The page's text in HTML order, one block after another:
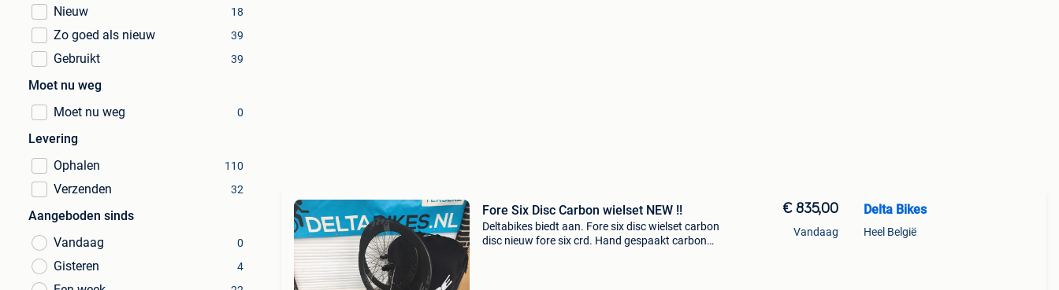
Nieuw
18
Zo goed als nieuw 39
Gebruikt 39
Moet nu weg
Moet nu weg
0
Levering
Ophalen
110
Verzenden 32
Aangeboden sinds
Vandaag
0
Gisteren 4
Fore Six Disc Carbon wielset NEW !!
Deltabikes biedt aan. Fore six disc wielset carbon
disc nieuw fore six crd. Hand gespaakt carbon
€ 835,00
Vandaag
Delta Bikes
Heel België